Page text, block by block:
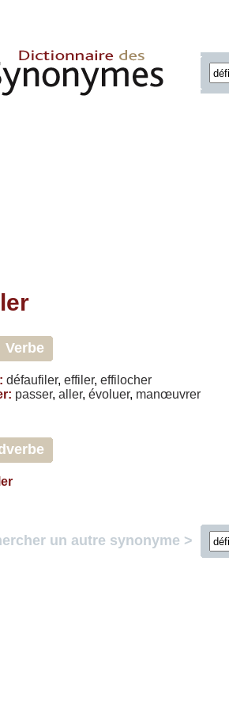
Verbe
: défaufiler, effiler, effilocher
: passer, aller, évoluer, manœuvrer
un autre synonyme >